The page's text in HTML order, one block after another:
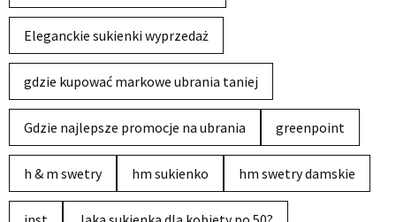
Eleganckie sukienki wyprzedaż
gdzie kupować markowe ubrania taniej
Gdzie najlepsze promocje na ubrania greenpoint
h & m swetry hm sukienko hm swetry damskie